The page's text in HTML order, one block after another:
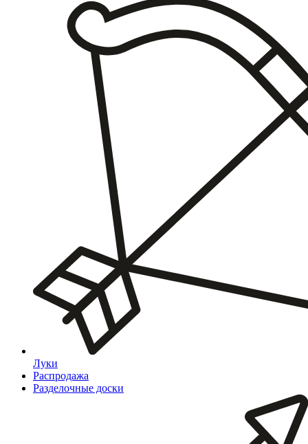
Луки
Распродажа
Разделочные доски